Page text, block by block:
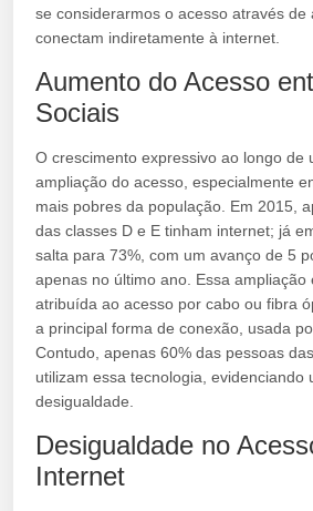
se considerarmos o acesso através de
conectam indiretamente à internet.
Aumento do Acesso
Sociais
O crescimento expressivo ao longo de
ampliação do acesso, especialmente
mais pobres da população. Em 2015,
das classes D e E tinham internet; já
salta para 73%, com um avanço de 5
apenas no último ano. Essa ampliação
atribuída ao acesso por cabo ou fibra
a principal forma de conexão, usada
Contudo, apenas 60% das pessoas
utilizam essa tecnologia, evidenciando
desigualdade.
Desigualdade no
Internet